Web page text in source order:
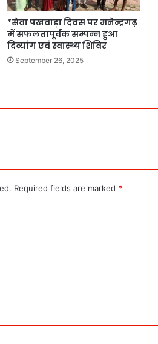
*सेवा पखवाड़ा दिवस पर मनेन्द्रगढ़
में सफलतापूर्वक सम्पन्न हुआ
दिव्यांग एवं स्वास्थ्य शिविर
September 26, 2025
Required fields are marked *